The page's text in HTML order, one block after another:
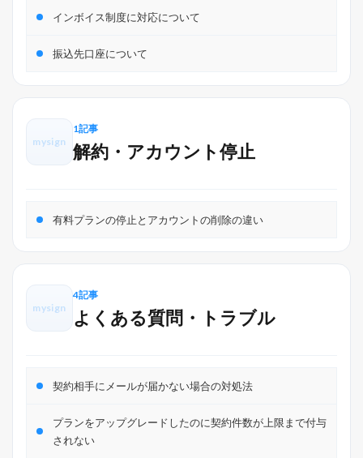
インボイス制度に対応について
振込先口座について
mysign
1記事
解約・アカウント停止
有料プランの停止とアカウントの削除の違い
mysign
4記事
よくある質問・トラブル
契約相手にメールが届かない場合の対処法
プランをアップグレードしたのに契約件数が上限まで付与
されない